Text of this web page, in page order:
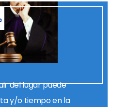
del lugar puede
y/o tiempo en la